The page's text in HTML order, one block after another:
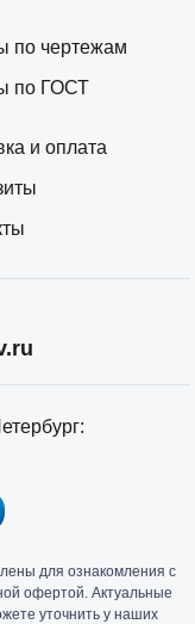
по чертежам
по ГОСТ
и оплата
для ознакомления с
офертой. Актуальные
уточнить у наших